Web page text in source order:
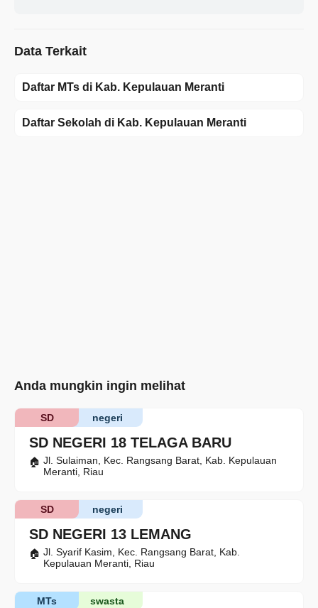
Data Terkait
Daftar MTs di Kab. Kepulauan Meranti
Daftar Sekolah di Kab. Kepulauan Meranti
Anda mungkin ingin melihat
SD NEGERI 18 TELAGA BARU
negeri
SD
Jl. Sulaiman, Kec. Rangsang Barat, Kab. Kepulauan
Meranti, Riau
SD NEGERI 13 LEMANG
negeri
SD
Jl. Syarif Kasim, Kec. Rangsang Barat, Kab.
Kepulauan Meranti, Riau
swasta
MTs